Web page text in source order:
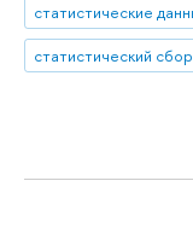
статистические
статистический